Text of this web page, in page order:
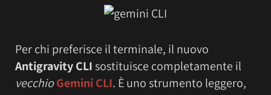
Per chi preferisce il terminale, il nuovo
Antigravity CLIsostituisce completamente il
vecchioGemini CLI. È uno strumento leggero,